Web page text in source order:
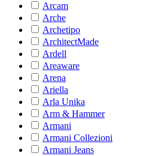
Arcam
Arche
Archetipo
ArchitectMade
Ardell
Areaware
Arena
Ariella
Arla Unika
Arm & Hammer
Armani
Armani Collezioni
Armani Jeans